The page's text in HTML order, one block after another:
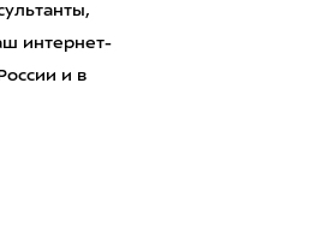
интернет-
и в